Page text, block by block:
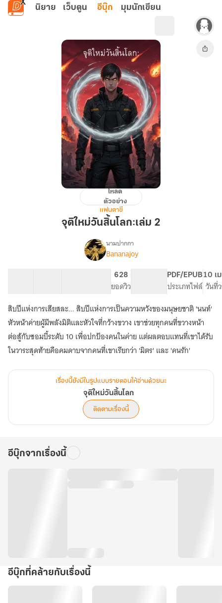
ข้ามไปยังเนื้อหาหลัก
นิยาย เว็บตูน อีบุ๊ก มุมนักเขียน
วัน
สิ้น
โลก:เล่ม
โหลด
ตัวอย่าง
แฟนตาซี
จุติใหม่วันสิ้นโลก:เล่ม 2
เรื่อง
ใหม่
วัน
สิ้น
โลก
นามปากกา
Bananajoy
628
ยอดวิว
PDF/EPUB
ประเภทไฟล์
10 เ
วันที่
สิบปีแห่งการเสียสละ... สิบปีแห่งการเป็นความหวังของมนุษยชาติ 'นนท์'
หัวหน้าค่ายผู้มีพลังมิติและหัวใจที่กว้างขวาง เขาช่วยทุกคนที่ขวางหน้า
ต่อสู้กับซอมบี้ระดับ 10 เพื่อปกป้องคนในค่าย แต่ผลตอบแทนที่เขาได้รับ
เรื่องนี้ยังมีในรูปแบบรายตอนให้อ่านด้วยนะ
จุติใหม่วันสิ้นโลก
ติดตามเรื่องนี้
อีบุ๊กจากเรื่องนี้
อีบุ๊กที่คล้ายกับเรื่องนี้